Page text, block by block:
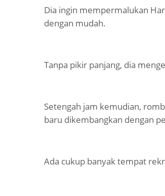
Dia ingin mempermalukan
dengan mudah.
Tanpa pikir panjang, dia
Setengah jam kemudian,
baru dikembangkan dengan
Ada cukup banyak tempat